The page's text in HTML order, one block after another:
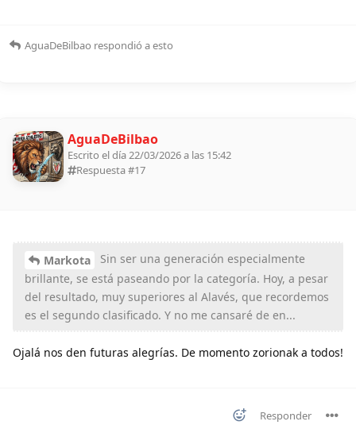
AguaDeBilbao respondió a esto
AguaDeBilbao
Escrito el día 22/03/2026 a las 15:42
Respuesta #17
Markota
Sin ser una generación especialmente
brillante, se está paseando por la categoría. Hoy, a pesar
del resultado, muy superiores al Alavés, que recordemos
es el segundo clasificado. Y no me cansaré de en...
Ojalá nos den futuras alegrías. De momento zorionak a todos!
Responder